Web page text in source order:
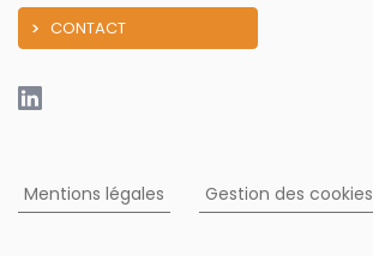
CONTACT
Mentions légales Gestion des cookies